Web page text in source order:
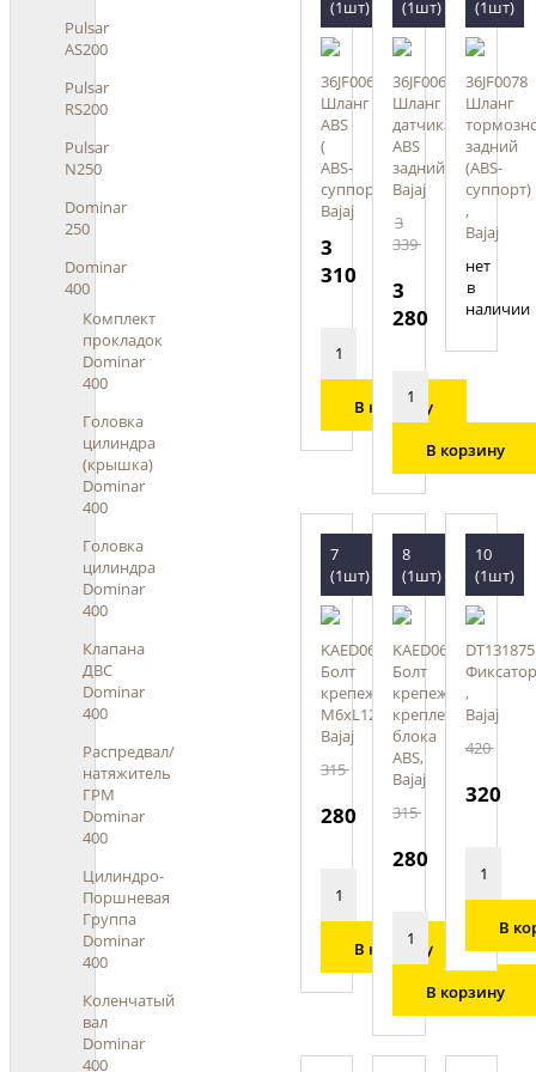
Pulsar
AS200
Pulsar
RS200
Pulsar
N250
Dominar
250
Dominar
400
Комплект
прокладок
Dominar
400
Головка
цилиндра
(крышка)
Dominar
400
Головка
цилиндра
Dominar
400
Клапана
ДВС
Dominar
400
Распредвал/
натяжитель
ГРМ
Dominar
400
Цилиндро-
Поршневая
Группа
Dominar
400
Коленчатый
вал
Dominar
400
(1шт)
36JF0065
Шланг
ABS
(
ABS-
суппорт),
Bajaj
3
310
В корзину
(1шт)
36JF0066
Шланг
датчика
ABS
задний,
Bajaj
3
339
3
280
В корзину
(1шт)
36JF0078
Шланг
задний
(ABS-
суппорт)
,
Bajaj
нет
в
наличии
7
(1шт)
KAED0612
Болт
крепежный
М6хL12,
Bajaj
315
280
В корзину
8
(1шт)
KAED0608
Болт
крепежный
крепления
блока
ABS,
Bajaj
315
280
В корзину
10
(1шт)
DT131875
Фиксатор
,
Bajaj
420
320
В